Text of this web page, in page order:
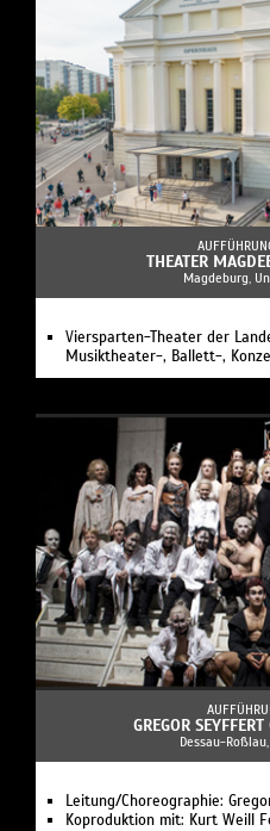
THEATER
Magdeburg,
Viersparten-Theater der
Musiktheater-, Ballett-,
GREGOR
Dessau-
Leitung/Choreographie:
Koproduktion mit: Kurt Weill